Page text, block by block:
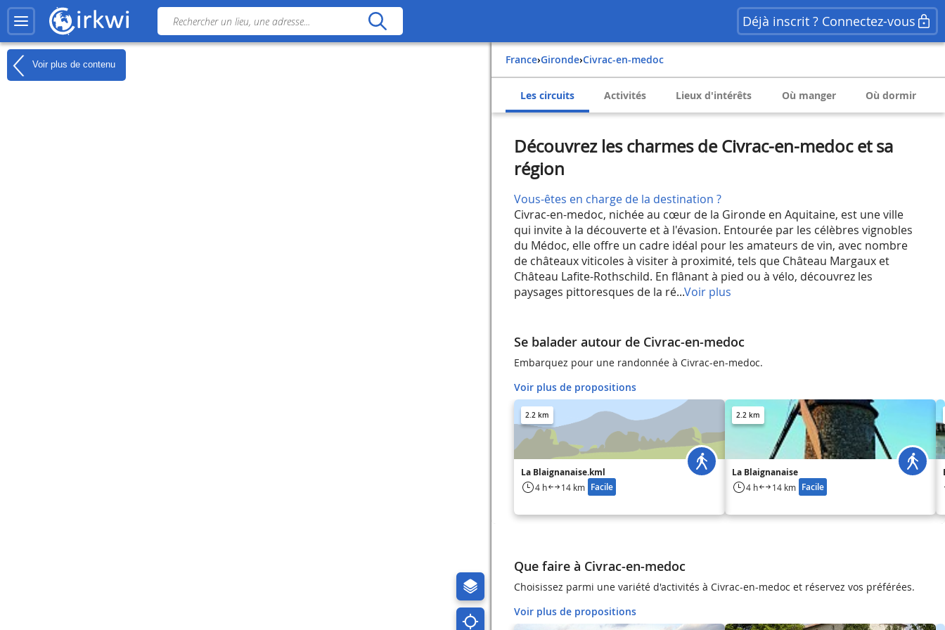
Déjà inscrit ? Connectez-vous
Voir plus de contenu France› Gironde› Civrac-en-medoc
Les circuits Activités Lieux d'intérêts Où manger Où dormir
Découvrez les charmes de Civrac-en-medoc et sa
région
Vous-êtes en charge de la destination ?
Civrac-en-medoc, nichée au cœur de la Gironde en Aquitaine, est une ville
qui invite à la découverte et à l'évasion. Entourée par les célèbres vignobles
du Médoc, elle offre un cadre idéal pour les amateurs de vin, avec nombre
de châteaux viticoles à visiter à proximité, tels que Château Margaux et
Château Lafite-Rothschild. En flânant à pied ou à vélo, découvrez les
paysages pittoresques de la ré...Voir plus
Se balader autour de Civrac-en-medoc
Embarquez pour une randonnée à Civrac-en-medoc.
Voir plus de propositions
2.2 km
La Blaignanaise.kml
4 h 14 km Facile
2.2 km
La Blaignanaise
4 h 14 km Facile
Que faire à Civrac-en-medoc
Choisissez parmi une variété d'activités à Civrac-en-medoc et réservez vos préférées.
Voir plus de propositions